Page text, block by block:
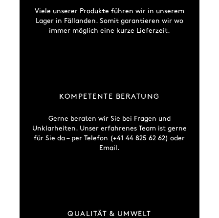
Viele unserer Produkte führen wir in unserem
Lager in Fällanden. Somit garantieren wir wo
immer möglich eine kurze Lieferzeit.
KOMPETENTE BERATUNG
Gerne beraten wir Sie bei Fragen und
Unklarheiten. Unser erfahrenes Team ist gerne
für Sie da – per Telefon (+41 44 825 62 62) oder
Email.
QUALITÄT & UMWELT